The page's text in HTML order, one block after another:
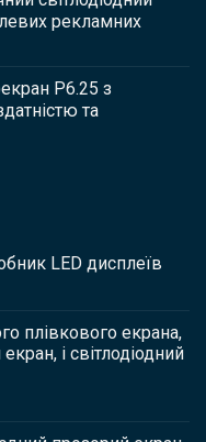
рекламних
P6.25 з
та
LED дисплеїв
плівкового екрана,
і світлодіодний